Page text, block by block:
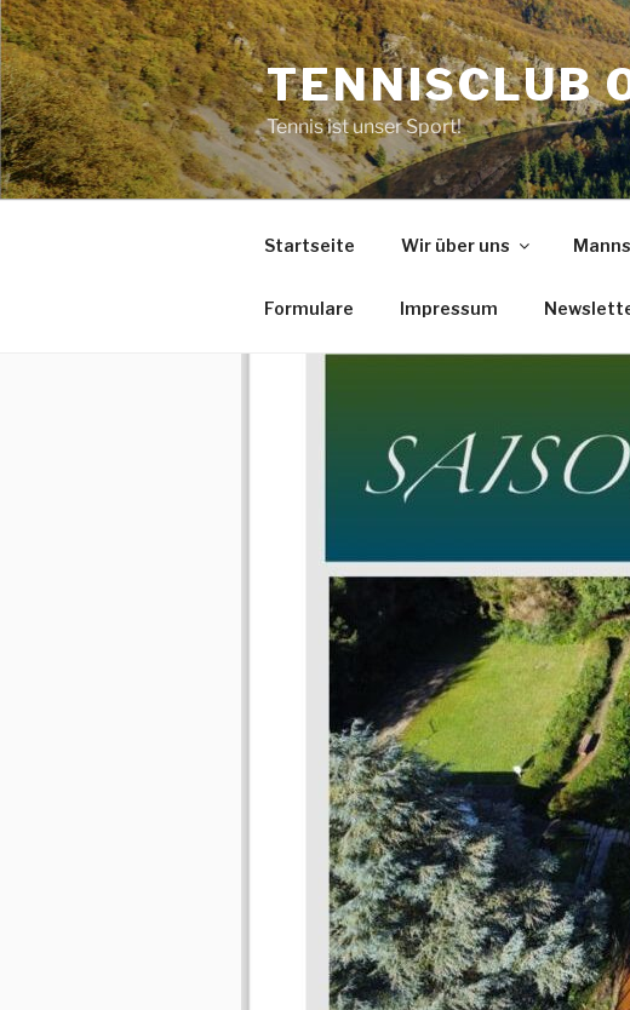
Zum
Inhalt
springen
TENNISCLUB
Tennis ist unser Sport!
Startseite Wir über uns
Formulare Impressum